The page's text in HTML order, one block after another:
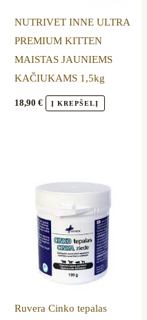
NUTRIVET INNE ULTRA
PREMIUM KITTEN
MAISTAS JAUNIEMS
KAČIUKAMS 1,5kg
18,90 € Į KREPŠELĮ
Ruvera Cinko tepalas